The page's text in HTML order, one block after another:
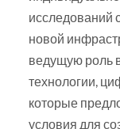
исследований
новой
ведущую роль
технологии,
которые
условия для